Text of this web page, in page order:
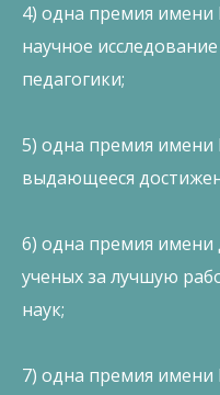
4) одна премия имени
научное
педагогики;
5) одна премия имени
выдающееся
6) одна премия имени
ученых за лучшую
наук;
7) одна премия